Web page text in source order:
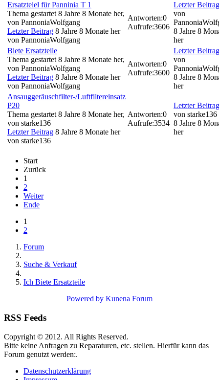
Ersatzteiel für Panninia T 1
Thema gestartet 8 Jahre 8 Monate her,
von PannoniaWolfgang
Letzter Beitrag 8 Jahre 8 Monate her
von PannoniaWolfgang
Antworten:0
Aufrufe:3606
Letzter Beitrag
von
8 Jahre 8
her
Biete Ersatzteile
Thema gestartet 8 Jahre 8 Monate her,
von PannoniaWolfgang
Letzter Beitrag 8 Jahre 8 Monate her
von PannoniaWolfgang
Antworten:0
Aufrufe:3600
Letzter Beitrag
von
8 Jahre 8
her
Ansauggeräuschfilter-/Luftfiltereinsatz
P20
Thema gestartet 8 Jahre 8 Monate her,
von starke136
Letzter Beitrag 8 Jahre 8 Monate her
von starke136
Antworten:0
Aufrufe:3534
Letzter Beitrag
von starke136
8 Jahre 8
her
Start
Zurück
1
2
Weiter
Ende
1
2
Forum
Suche & Verkauf
Ich Biete Ersatzteile
Powered by Kunena Forum
RSS Feeds
Copyright © 2012. All Rights Reserved.
Bitte keine Anfragen zu Reparaturen, etc. stellen. Hierfür kann das
Forum genutzt werden:.
Datenschutzerklärung